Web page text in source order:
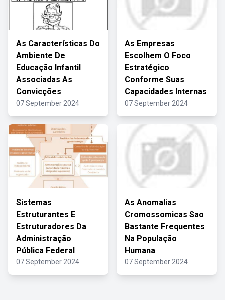
As Características Do
Ambiente De
Educação Infantil
Associadas As
Convicções
07 September 2024
As Empresas
Escolhem O Foco
Estratégico
Conforme Suas
Capacidades Internas
07 September 2024
Sistemas
Estruturantes E
Estruturadores Da
Administração
Pública Federal
07 September 2024
As Anomalias
Cromossomicas Sao
Bastante Frequentes
Na População
Humana
07 September 2024